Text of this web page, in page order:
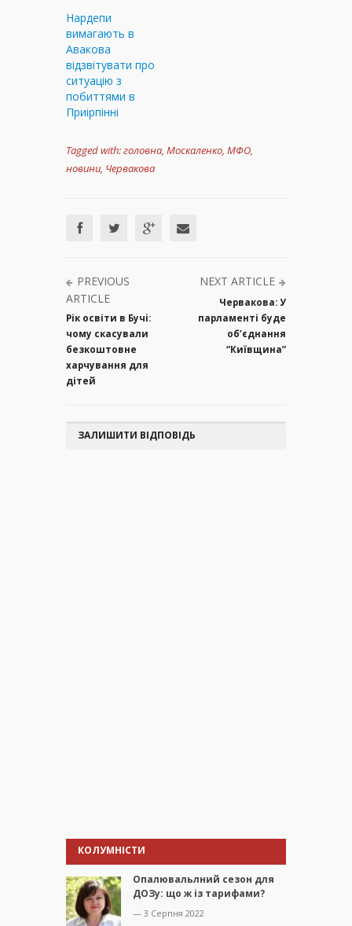
Нардепи
вимагають в
Авакова
відзвітувати про
ситуацію з
побиттями в
Приірпінні
Tagged with:головна, Москаленко, МФО,
новини, Червакова
PREVIOUS
ARTICLE
Рік освіти в Бучі:
чому скасували
безкоштовне
харчування для
дітей
NEXT ARTICLE
Червакова: У
парламенті буде
об’єднання
“Київщина”
ЗАЛИШИТИ ВІДПОВІДЬ
КОЛУМНІСТИ
Опалювальлний сезон для
ДОЗу: що ж із тарифами?
— 3 Серпня 2022